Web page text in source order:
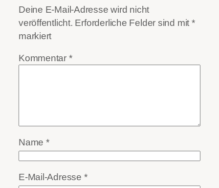
Deine E-Mail-Adresse wird nicht
veröffentlicht. Erforderliche Felder sind mit *
markiert
Kommentar *
Name *
E-Mail-Adresse *